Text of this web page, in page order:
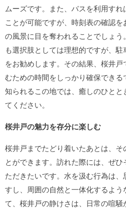
ムーズです。また、バスを利用す
ことが可能ですが、時刻表の確認
の風景に目を奪われることでしょ
も選択肢としては理想的ですが、
をお勧めします。その結果、桜井
むための時間をしっかり確保でき
知られるこの地では、癒しのひと
てください。
桜井戸の魅力を存分に楽しむ
桜井戸までたどり着いたあとは、そ
とができます。訪れた際には、ぜ
ただきたいです。水を汲む行為は
すし、周囲の自然と一体化するよ
て、桜井戸の静けさは、日常の喧